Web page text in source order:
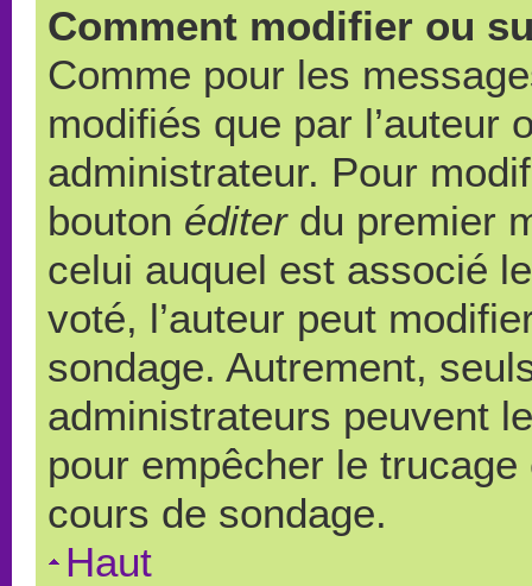
Comment modifier ou
Comme pour les
modifiés que par l’auteur
administrateur. Pour
bouton éditerdu premier
celui auquel est associé
voté, l’auteur peut
sondage. Autrement,
administrateurs peuvent
pour empêcher le
cours de sondage.
Haut